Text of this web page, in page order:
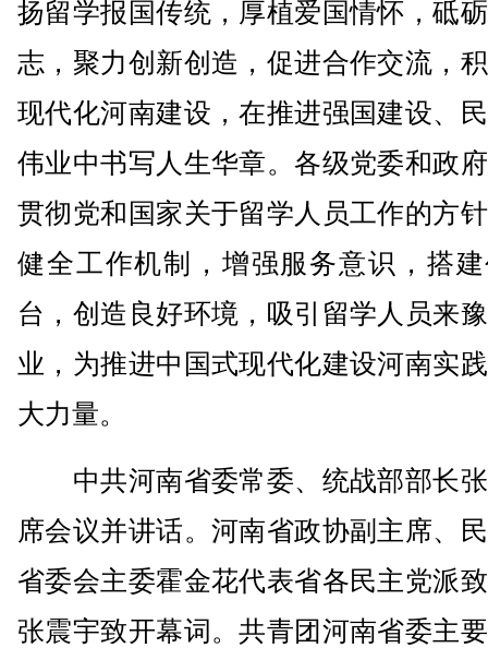
扬留学报国传统，厚植爱国情怀，砥
志，聚力创新创造，促进合作交流，
现代化河南建设，在推进强国建设、
伟业中书写人生华章。各级党委和政
贯彻党和国家关于留学人员工作的方
健全工作机制，增强服务意识，搭
台，创造良好环境，吸引留学人员来
业，为推进中国式现代化建设河南实
大力量。
中共河南省委常委、统战部部长
席会议并讲话。河南省政协副主席、
省委会主委霍金花代表省各民主党派
张震宇致开幕词。共青团河南省委主